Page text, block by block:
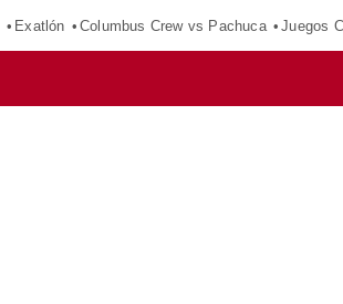
Exatlón Columbus Crew vs Pachuca Juegos